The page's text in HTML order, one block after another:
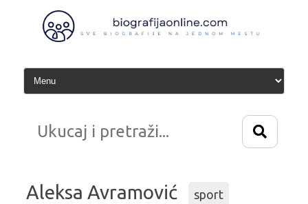
sadržaj
Aleksa Avramović sport